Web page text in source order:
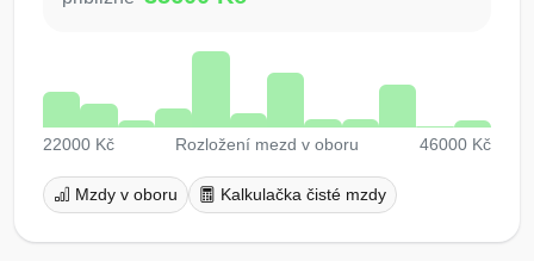
22000 Kč Rozložení mezd v oboru 46000 Kč
Mzdy v oboru Kalkulačka čisté mzdy